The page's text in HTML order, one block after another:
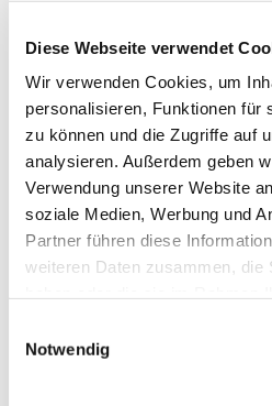
Diese Webseite verwendet
Wir verwenden Cookies, um
personalisieren, Funktionen für
zu können und die Zugriffe auf
analysieren. Außerdem geben
Verwendung unserer Website
soziale Medien, Werbung und
Partner führen diese
weiteren Daten zusammen, die
Notwendig
Dies könnte